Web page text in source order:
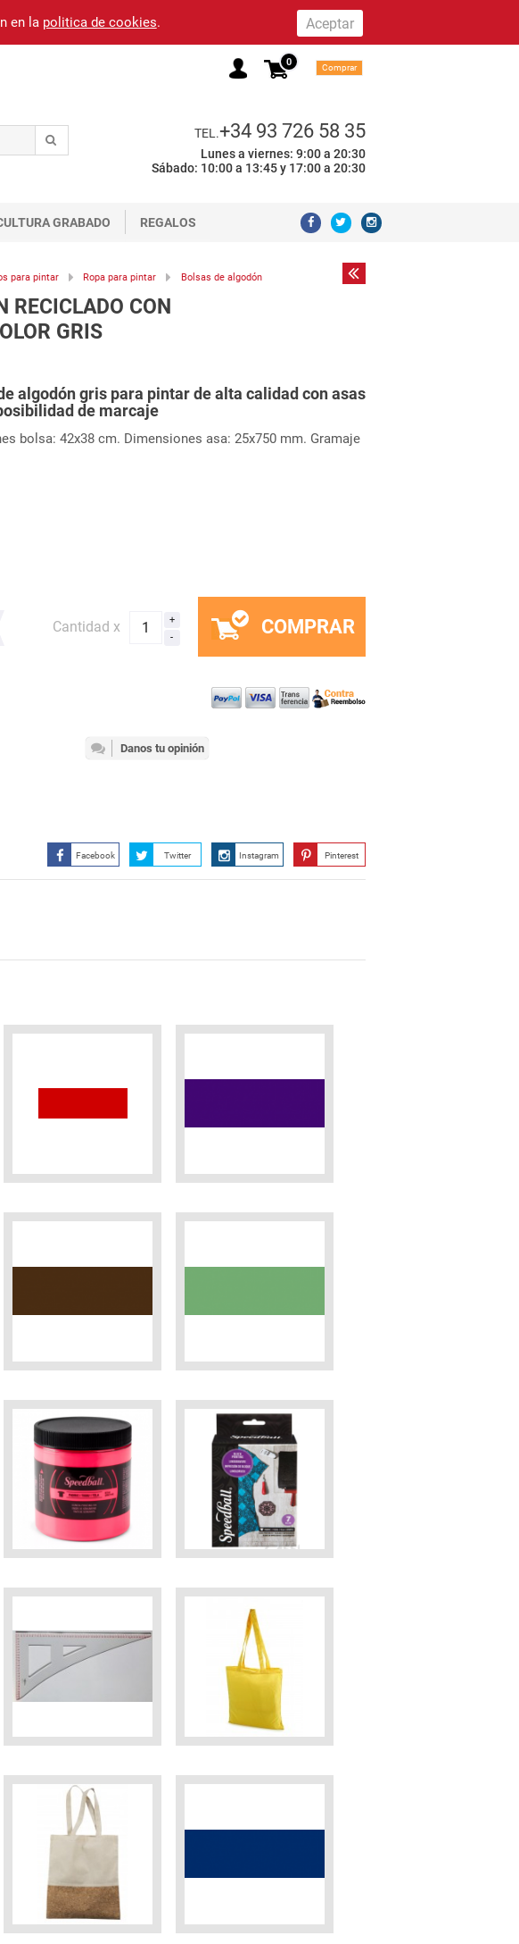
en la politica de cookies.
0 Comprar
TEL.+34 93 726 58 35
Lunes a viernes: 9:00 a 20:30
Sábado: 10:00 a 13:45 y 17:00 a 20:30
GRABADO REGALOS
para pintar Ropa para pintar Bolsas de algodón
RECICLADO CON
GRIS
algodón gris para pintar de alta calidad con asas
de marcaje
bolsa: 42x38 cm. Dimensiones asa: 25x750 mm. Gramaje
Cantidad x COMPRAR
Danos tu opinión
Facebook Twitter Instagram Pinterest